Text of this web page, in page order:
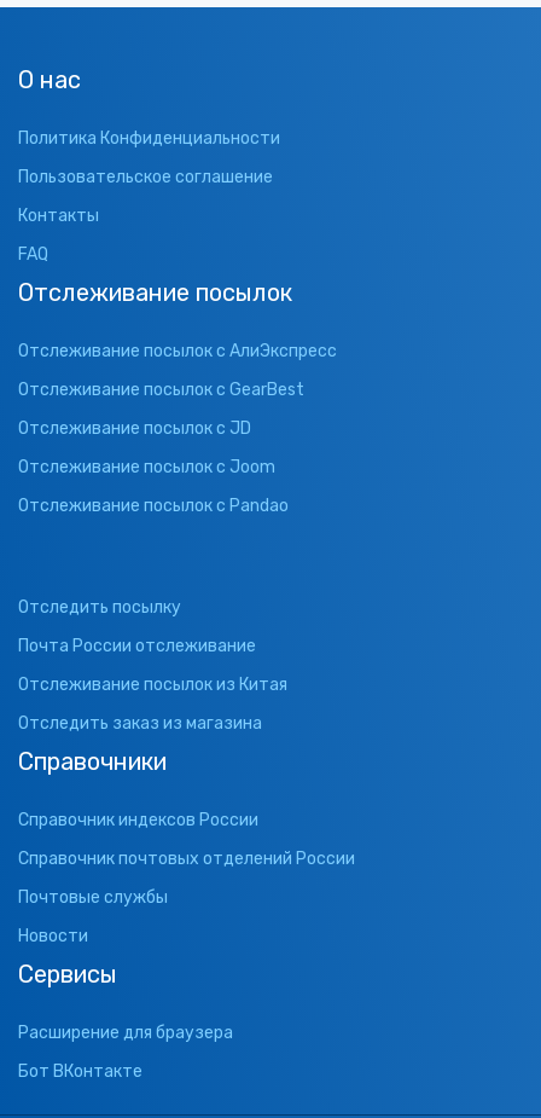
О нас
Политика Конфиденциальности
Пользовательское соглашение
Контакты
FAQ
Отслеживание посылок
Отслеживание посылок с АлиЭкспресс
Отслеживание посылок с GearBest
Отслеживание посылок с JD
Отслеживание посылок с Joom
Отслеживание посылок с Pandao
Отследить посылку
Почта России отслеживание
Отслеживание посылок из Китая
Отследить заказ из магазина
Справочники
Справочник индексов России
Справочник почтовых отделений России
Почтовые службы
Новости
Сервисы
Расширение для браузера
Бот ВКонтакте